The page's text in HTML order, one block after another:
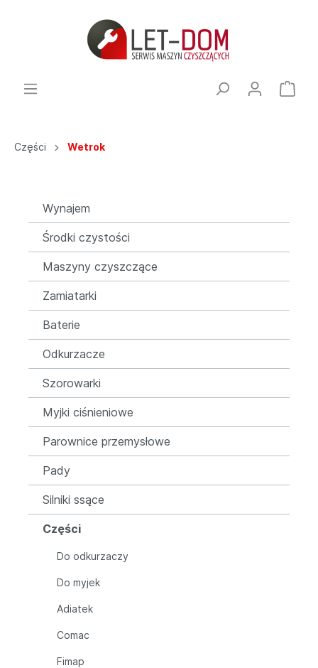
Części Wetrok
Wynajem
Środki czystości
Maszyny czyszczące
Zamiatarki
Baterie
Odkurzacze
Szorowarki
Myjki ciśnieniowe
Parownice przemysłowe
Pady
Silniki ssące
Części
Do odkurzaczy
Do myjek
Adiatek
Comac
Fimap